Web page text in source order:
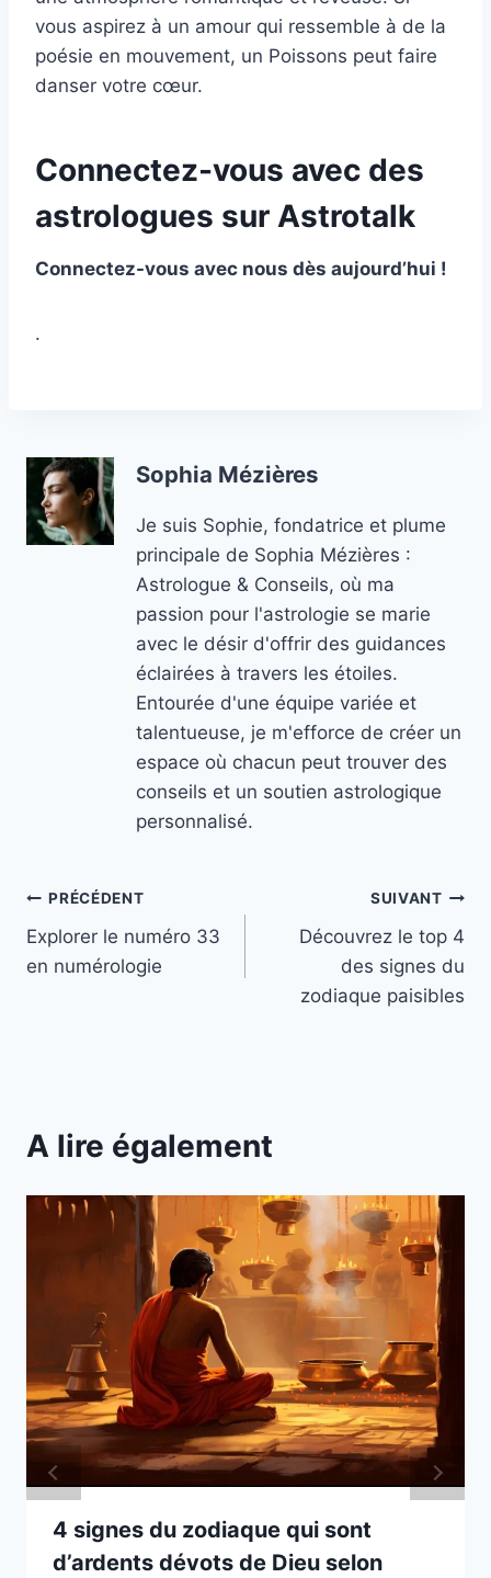
vous aspirez à un amour qui ressemble à de la
poésie en mouvement, un Poissons peut faire
danser votre cœur.
Connectez-vous avec des
astrologues sur Astrotalk
Connectez-vous avec nous dès aujourd’hui !
.
Sophia Mézières
Je suis Sophie, fondatrice et plume
principale de Sophia Mézières :
Astrologue & Conseils, où ma
passion pour l'astrologie se marie
avec le désir d'offrir des guidances
éclairées à travers les étoiles.
Entourée d'une équipe variée et
talentueuse, je m'efforce de créer un
espace où chacun peut trouver des
conseils et un soutien astrologique
personnalisé.
Navigation
de
PRÉCÉDENT
Explorer le numéro 33
en numérologie
SUIVANT
Découvrez le top 4
des signes du
zodiaque paisibles
A lire également
4 signes du zodiaque qui sont
d’ardents dévots de Dieu selon